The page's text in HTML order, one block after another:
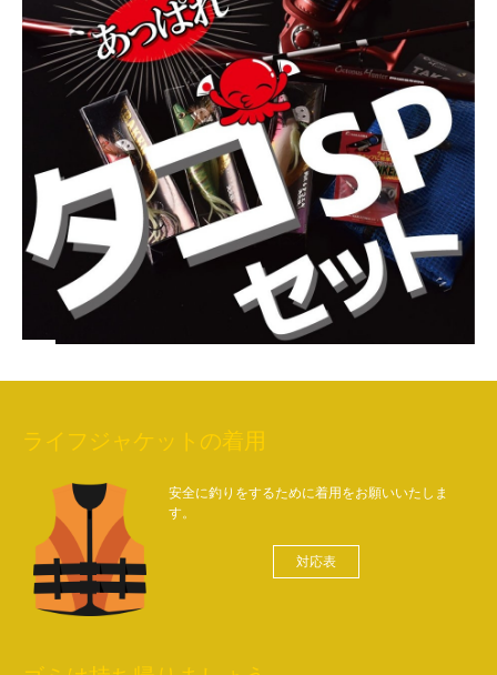
ライフジャケットの着用
安全に釣りをするために着用をお願いいたしま
す。
対応表